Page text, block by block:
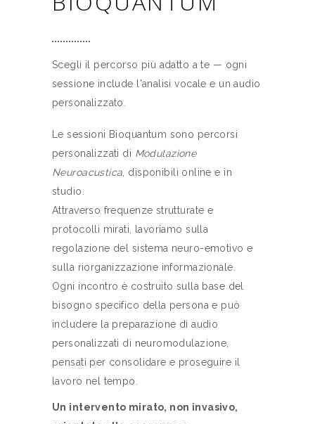
Scegli il percorso più adatto a te — ogni
sessione include l'analisi vocale e un audio
personalizzato.
Le sessioni Bioquantum sono percorsi
personalizzati di Modulazione
Neuroacustica , disponibili online e in
studio.
Attraverso frequenze strutturate e
protocolli mirati, lavoriamo sulla
regolazione del sistema neuro-emotivo e
sulla riorganizzazione informazionale.
Ogni incontro è costruito sulla base del
bisogno specifico della persona e può
includere la preparazione di audio
personalizzati di neuromodulazione,
pensati per consolidare e proseguire il
lavoro nel tempo.
Un intervento mirato, non invasivo,